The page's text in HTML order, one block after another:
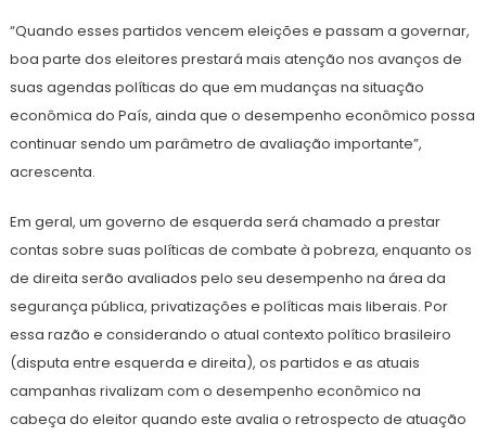
“Quando esses partidos vencem eleições e passam a governar,
boa parte dos eleitores prestará mais atenção nos avanços de
suas agendas políticas do que em mudanças na situação
econômica do País, ainda que o desempenho econômico possa
continuar sendo um parâmetro de avaliação importante”,
acrescenta.
Em geral, um governo de esquerda será chamado a prestar
contas sobre suas políticas de combate à pobreza, enquanto os
de direita serão avaliados pelo seu desempenho na área da
segurança pública, privatizações e políticas mais liberais. Por
essa razão e considerando o atual contexto político brasileiro
(disputa entre esquerda e direita), os partidos e as atuais
campanhas rivalizam com o desempenho econômico na
cabeça do eleitor quando este avalia o retrospecto de atuação